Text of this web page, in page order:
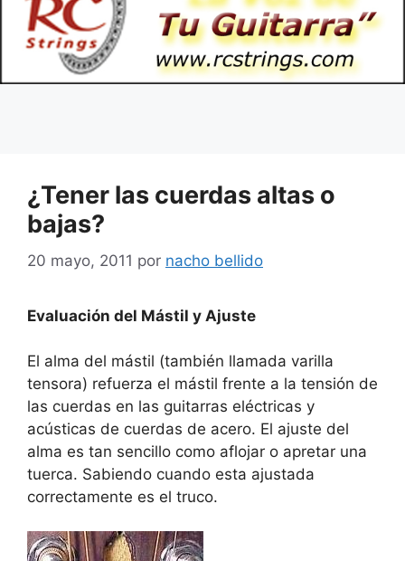
¿Tener las cuerdas altas o
bajas?
20 mayo, 2011 por nacho bellido
Evaluación del Mástil y Ajuste
El alma del mástil (también llamada varilla
tensora) refuerza el mástil frente a la tensión de
las cuerdas en las guitarras eléctricas y
acústicas de cuerdas de acero. El ajuste del
alma es tan sencillo como aflojar o apretar una
tuerca. Sabiendo cuando esta ajustada
correctamente es el truco.